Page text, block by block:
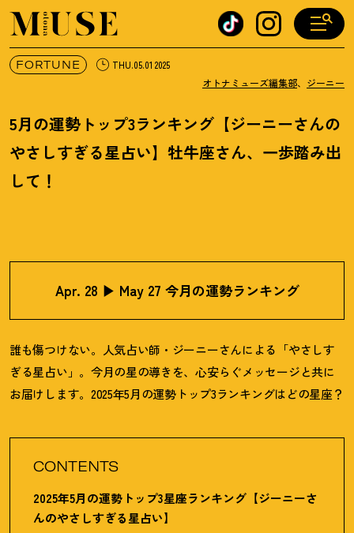
オトナミューズ ウェブ
FORTUNE THU.05.01 2025
オトナミューズ編集部、 ジーニー
5月の運勢トップ3ランキング【ジーニーさんの
やさしすぎる星占い】牡牛座さん、一歩踏み出
して ！
Apr. 28 ▶︎ May 27 今月の運勢ランキング
誰も傷つけない。人気占い師・ジーニーさんによる「やさしす
ぎる星占い」。今月の星の導きを、心安らぐメッセージと共に
お届けします。2025年5月の運勢トップ3ランキングはどの星座？
CONTENTS
2025年5月の運勢トップ3星座ランキング【ジーニーさ
んのやさしすぎる星占い】